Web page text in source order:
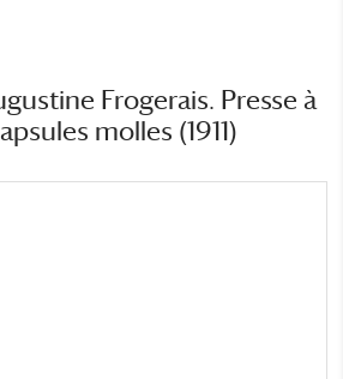
Frogerais. Presse à
molles (1911)